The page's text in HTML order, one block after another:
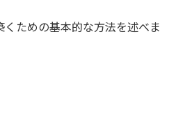
くための基本的な方法を述べま